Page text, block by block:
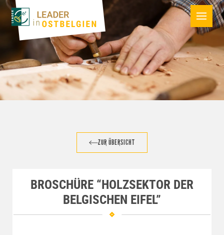
ZUR ÜBERSICHT
BROSCHÜRE “HOLZSEKTOR DER
BELGISCHEN EIFEL”